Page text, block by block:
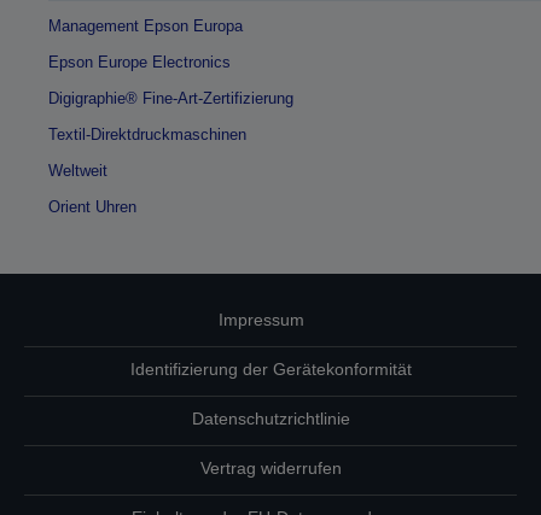
Management Epson Europa
Epson Europe Electronics
Digigraphie® Fine-Art-Zertifizierung
Textil-Direktdruckmaschinen
Weltweit
Orient Uhren
Impressum
Identifizierung der Gerätekonformität
Datenschutzrichtlinie
Vertrag widerrufen